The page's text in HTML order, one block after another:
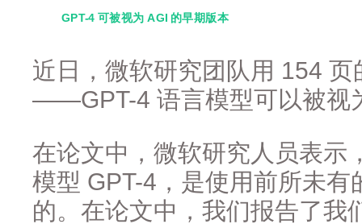
GPT-4 可被视为 AGI 的早期版本
近日，微软研究团队用 154
——GPT-4 语言模型可以被视
在论文中，微软研究人员表示
模型 GPT-4，是使用前所未
的。在论文中，我们报告了我